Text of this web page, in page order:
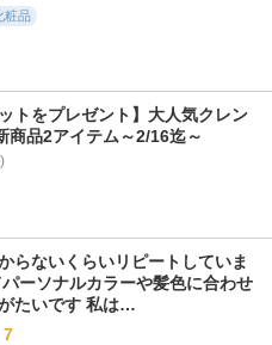
4418件
ジング ク
ジェル
5.8
17829件
粧品
トをプレゼント】大人気クレン
商品2アイテム～2/16迄～
らないくらいリピートしていま
ーソナルカラーや髪色に合わせ
たいです 私は…
7